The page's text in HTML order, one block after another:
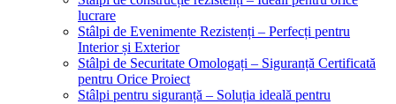
lucrare
Stâlpi de Evenimente Rezistenți – Perfecți pentru
Interior și Exterior
Stâlpi de Securitate Omologați – Siguranță Certificată
pentru Orice Proiect
Stâlpi pentru siguranță – Soluția ideală pentru